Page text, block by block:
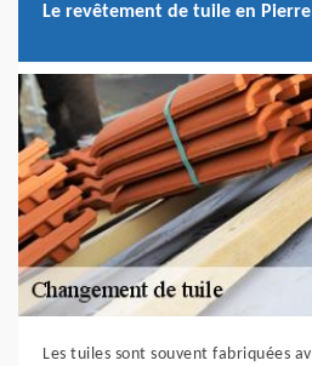
Le revêtement de tuile en
Les tuiles sont souvent fabriquées